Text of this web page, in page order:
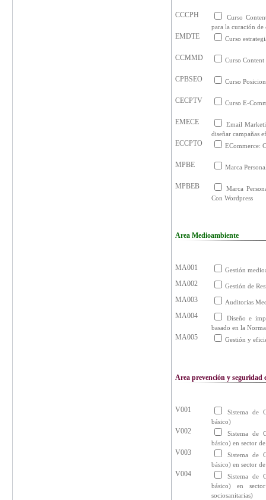
CCCPH
Curso
para la curación de
EMDTE Curso
CCMMD Curso
CPBSEO Curso
CECPTV Curso E-
EMECE
Email
diseñar campañas
ECCPTO ECommerce:
MPBE Marca
MPBEB
Marca
Con Wordpress
Area Medioambiente
MA001 Gestión
MA002 Gestión de
MA003 Auditorias
MA004
Diseño e
basado en la
MA005 Gestión y
Area prevención y seguridad
V001
Sistema de
básico)
V002
Sistema de
básico) en sector
V003
Sistema de
básico) en sector
V004
Sistema de
básico) en
sociosanitarias)